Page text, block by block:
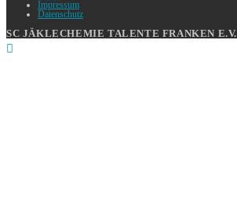
Impressum
Datenschutz
SC JÄKLECHEMIE TALENTE FRANKEN E.V.